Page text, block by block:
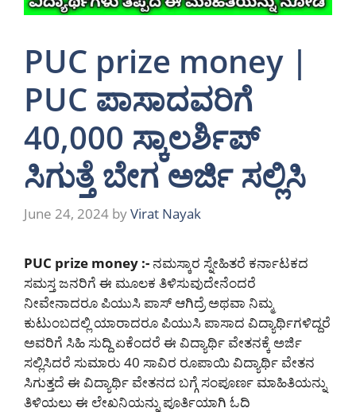
PUC prize money |
PUC ಪಾಸಾದವರಿಗೆ
40,000 ಸ್ಕಾಲರ್ಶಿಪ್
ಸಿಗುತ್ತೆ ಬೇಗ ಅರ್ಜಿ ಸಲ್ಲಿಸಿ
June 24, 2024 byVirat Nayak
PUC prize money :- ನಮಸ್ಕಾರ ಸ್ನೇಹಿತರೆ ಕರ್ನಾಟಕದ
ಸಮಸ್ತ ಜನರಿಗೆ ಈ ಮೂಲಕ ತಿಳಿಸುವುದೇನೆಂದರೆ
ನೀವೇನಾದರೂ ಪಿಯುಸಿ ಪಾಸ್ ಆಗಿದ್ರೆ ಅಥವಾ ನಿಮ್ಮ
ಕುಟುಂಬದಲ್ಲಿ ಯಾರಾದರೂ ಪಿಯುಸಿ ಪಾಸಾದ ವಿದ್ಯಾರ್ಥಿಗಳಿದ್ದರೆ
ಅವರಿಗೆ ಸಿಹಿ ಸುದ್ದಿ ಏಕೆಂದರೆ ಈ ವಿದ್ಯಾರ್ಥಿ ವೇತನಕ್ಕೆ ಅರ್ಜಿ
ಸಲ್ಲಿಸಿದರೆ ಸುಮಾರು 40 ಸಾವಿರ ರೂಪಾಯಿ ವಿದ್ಯಾರ್ಥಿ ವೇತನ
ಸಿಗುತ್ತದೆ ಈ ವಿದ್ಯಾರ್ಥಿ ವೇತನದ ಬಗ್ಗೆ ಸಂಪೂರ್ಣ ಮಾಹಿತಿಯನ್ನು
ತಿಳಿಯಲು ಈ ಲೇಖನಿಯನ್ನು ಪೂರ್ತಿಯಾಗಿ ಓದಿ